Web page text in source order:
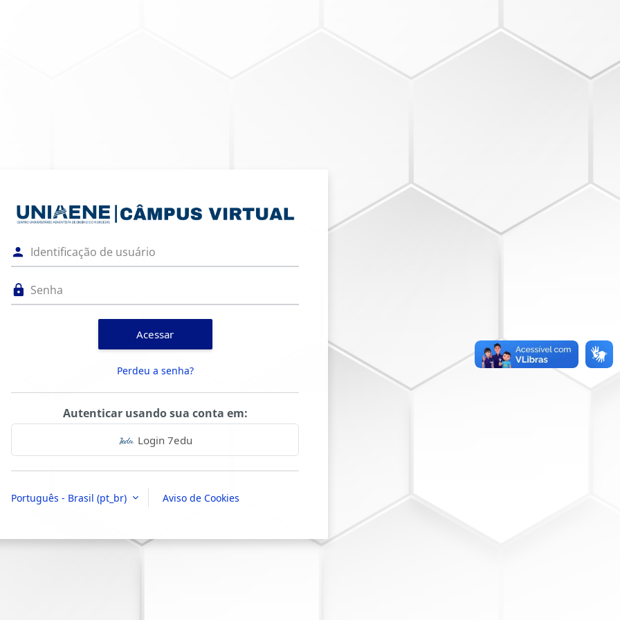
Acesso a Câmpus Virtual | UNIAENE
Acessar
Perdeu a senha?
Autenticar usando sua conta em:
Login 7edu
Português - Brasil ‎(pt_br)‎ Aviso de Cookies